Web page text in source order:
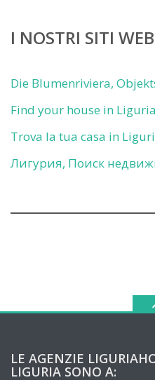
I NOSTRI SITI WEB
Die Blumenriviera,
Find your house in Liguria
Trova la tua casa in
Лигурия, Поиск
LE AGENZIE
LIGURIA SONO A: